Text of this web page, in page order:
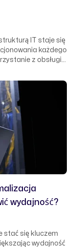
IT staje się
każdego
z obsługi
w budżecie
wydajność?
stać się kluczem
wydajność